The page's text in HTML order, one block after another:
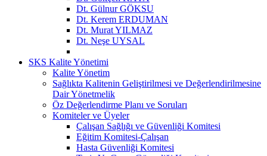
Dt. Gülnur GÖKSU
Dt. Kerem ERDUMAN
Dt. Murat YILMAZ
Dt. Neşe UYSAL
SKS Kalite Yönetimi
Kalite Yönetim
Sağlıkta Kalitenin Geliştirilmesi ve Değerlendirilmesine
Dair Yönetmelik
Öz Değerlendirme Planı ve Soruları
Komiteler ve Üyeler
Çalışan Sağlığı ve Güvenliği Komitesi
Eğitim Komitesi-Çalışan
Hasta Güvenliği Komitesi